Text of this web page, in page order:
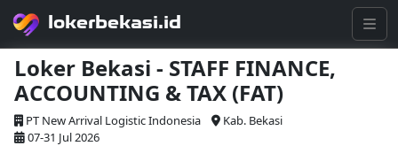
lokerbekasi.id
Loker Bekasi - STAFF FINANCE,
ACCOUNTING & TAX (FAT)
PT New Arrival Logistic Indonesia
Kab. Bekasi
07-31 Jul 2026